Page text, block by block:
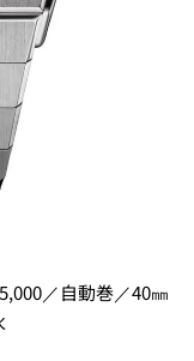
／自動巻／40㎜